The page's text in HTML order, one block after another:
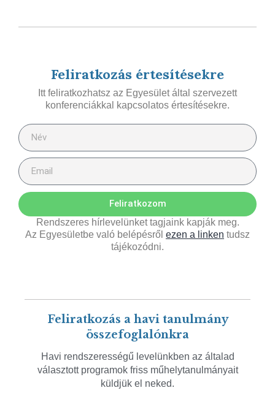
Feliratkozás értesítésekre
Itt feliratkozhatsz az Egyesület által szervezett
konferenciákkal kapcsolatos értesítésekre.
Feliratkozom
Rendszeres hírlevelünket tagjaink kapják meg.
Az Egyesületbe való belépésről ezen a linken tudsz
tájékozódni.
Feliratkozás a havi tanulmány
összefoglalónkra
Havi rendszerességű levelünkben az általad
választott programok friss műhelytanulmányait
küldjük el neked.